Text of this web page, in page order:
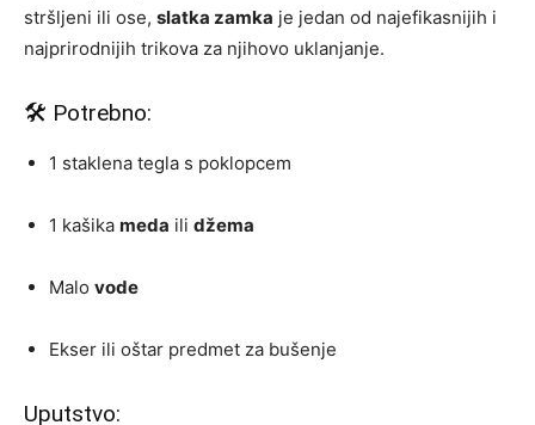
stršljeni ili ose, slatka zamka je jedan od najefikasnijih i
najprirodnijih trikova za njihovo uklanjanje.
🛠 Potrebno:
1 staklena tegla s poklopcem
1 kašika meda ili džema
Malo vode
Ekser ili oštar predmet za bušenje
Uputstvo: